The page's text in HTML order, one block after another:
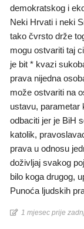
demokratskog i
Neki Hrvati i neki
tako čvrsto drže
mogu ostvariti taj
je bit * kvazi
prava nijedna
može ostvariti na
ustavu, parametar
odbaciti jer je BiH
katolik,
prava u odnosu
doživljaj svakog
bilo koga drugog,
Punoća ljudskih
1 mjesec prije